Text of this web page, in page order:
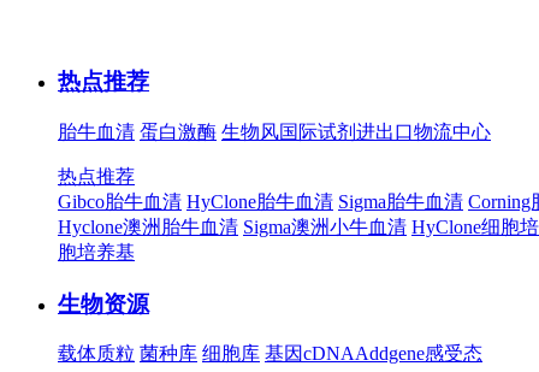
热点推荐
胎牛血清 蛋白激酶 生物风国际试剂进出口物流中心
热点推荐
Gibco胎牛血清 HyClone胎牛血清 Sigma胎牛血清 Corning
Hyclone澳洲胎牛血清 Sigma澳洲小牛血清 HyClone细胞
胞培养基
生物资源
载体质粒 菌种库 细胞库 基因cDNAAddgene感受态